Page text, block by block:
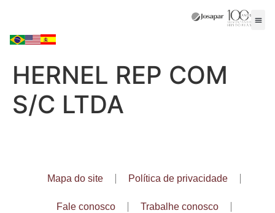
HERNEL REP COM
S/C LTDA
Mapa do site Política de privacidade
Fale conosco Trabalhe conosco